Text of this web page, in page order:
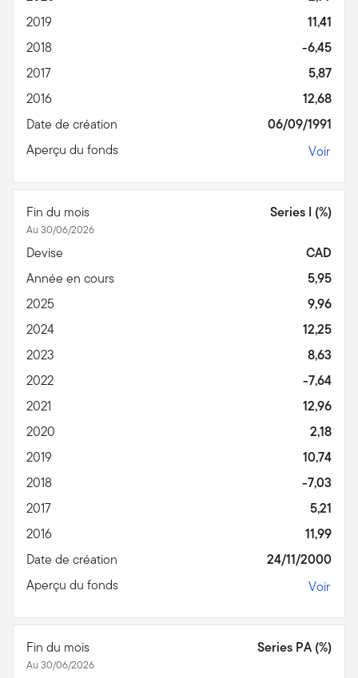
2019
11,41
2018
-6,45
2017
5,87
2016
12,68
Date de création
06/09/1991
Aperçu du fonds
Voir
Fin du mois
Au 30/06/2026
Series I (%)
Devise
CAD
Année en cours
5,95
2025
9,96
2024
12,25
2023
8,63
2022
-7,64
2021
12,96
2020
2,18
2019
10,74
2018
-7,03
2017
5,21
2016
11,99
Date de création
24/11/2000
Aperçu du fonds
Voir
Fin du mois
Au 30/06/2026
Series PA (%)